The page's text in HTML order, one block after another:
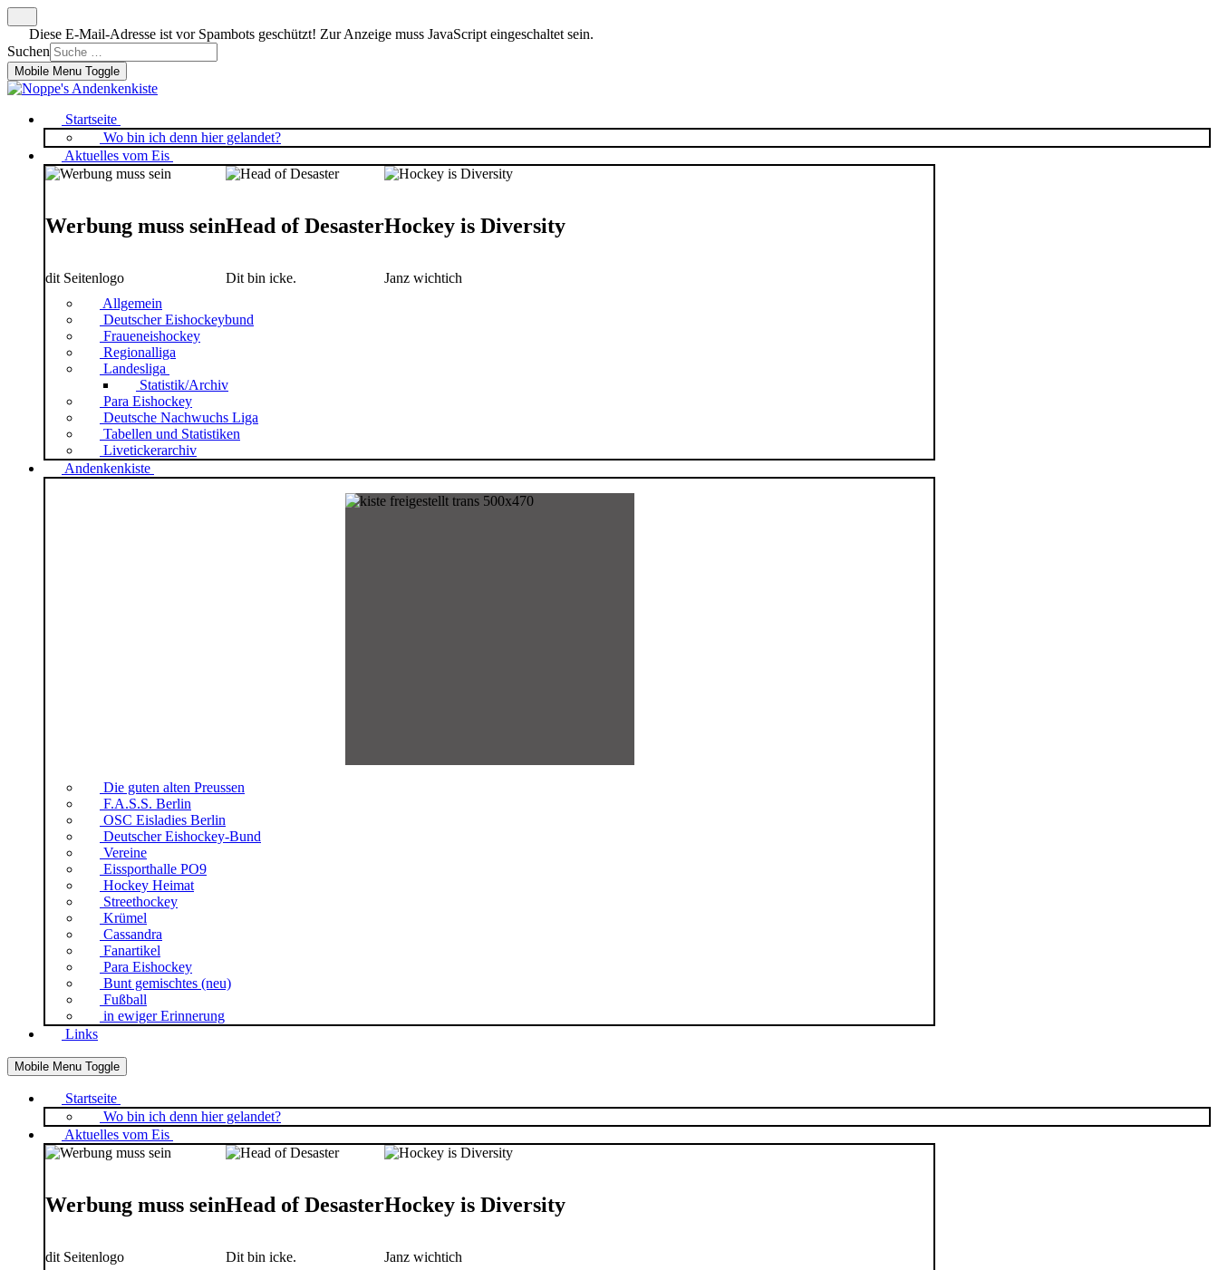
Diese E-Mail-Adresse ist vor Spambots geschützt! Zur Anzeige muss JavaScript eingeschaltet sein.
Suchen
Mobile Menu Toggle
Startseite
Wo bin ich denn hier gelandet?
Aktuelles vom Eis
Werbung muss sein
dit Seitenlogo
Head of Desaster
Dit bin icke.
Hockey is Diversity
Janz wichtich
Allgemein
Deutscher Eishockeybund
Fraueneishockey
Regionalliga
Landesliga
Statistik/Archiv
Para Eishockey
Deutsche Nachwuchs Liga
Tabellen und Statistiken
Livetickerarchiv
Andenkenkiste
Die guten alten Preussen
F.A.S.S. Berlin
OSC Eisladies Berlin
Deutscher Eishockey-Bund
Vereine
Eissporthalle PO9
Hockey Heimat
Streethockey
Krümel
Cassandra
Fanartikel
Para Eishockey
Bunt gemischtes (neu)
Fußball
in ewiger Erinnerung
Links
Mobile Menu Toggle
Startseite
Wo bin ich denn hier gelandet?
Aktuelles vom Eis
Werbung muss sein
dit Seitenlogo
Head of Desaster
Dit bin icke.
Hockey is Diversity
Janz wichtich